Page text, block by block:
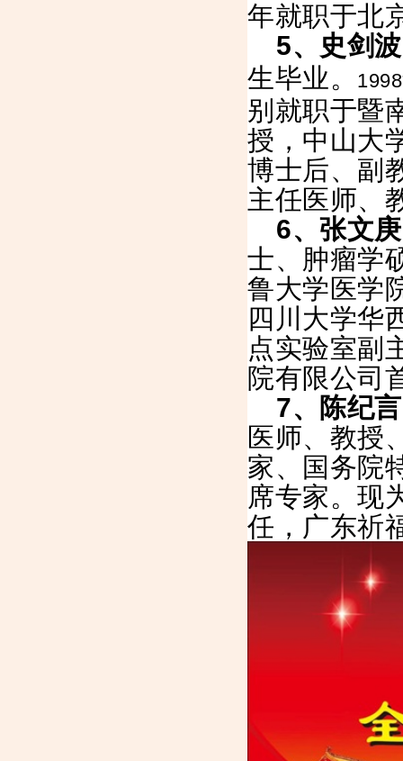
年就职于北
5、史剑
生毕业。
1998
别就职于暨
授，中山大
博士后、副
主任医师、
6、张文
士、肿瘤学
鲁大学医学
四川大学华
点实验室副
院有限公司
7、陈纪
医师、教授
家、国务院
席专家。现
任，广东祈